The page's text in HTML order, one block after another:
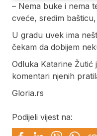
– Nema buke i nema
cveće, sredim
U gradu uvek ima
čekam da dobijem
Odluka Katarine
komentari njenih
Gloria.rs
Podijeli vijest na: